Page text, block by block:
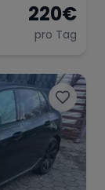
220€
pro Tag